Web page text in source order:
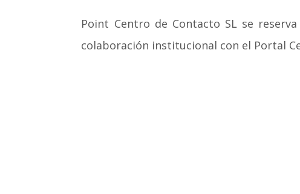
Point Centro de Contacto SL se
colaboración institucional con el Portal